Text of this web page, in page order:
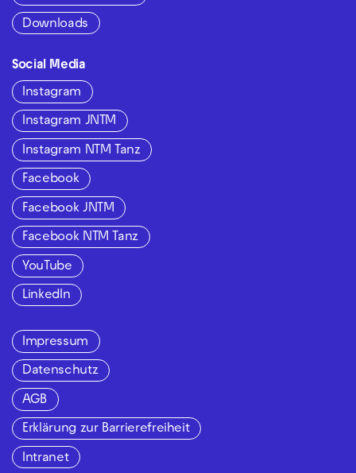
Downloads
Social Media
Instagram
Instagram JNTM
Instagram NTM Tanz
Facebook
Facebook JNTM
Facebook NTM Tanz
YouTube
LinkedIn
Impressum
Datenschutz
AGB
Erklärung zur Barrierefreiheit
Intranet